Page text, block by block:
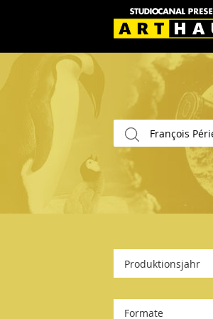
Produktionsjahr
Formate